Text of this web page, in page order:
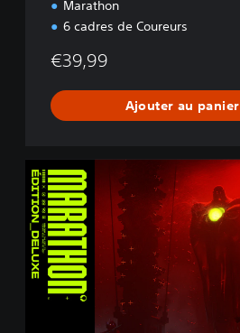
Marathon
6 cadres de Coureurs
€39,99
Ajouter au panier
D
u
x